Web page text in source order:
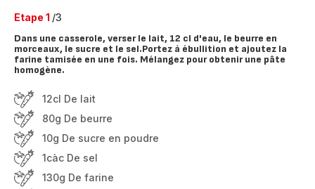
Etape 1 /3
Dans une casserole, verser le lait, 12 cl d'eau, le beurre en
morceaux, le sucre et le sel.Portez à ébullition et ajoutez la
farine tamisée en une fois. Mélangez pour obtenir une pâte
homogène.
12cl De lait
80g De beurre
10g De sucre en poudre
1càc De sel
130g De farine